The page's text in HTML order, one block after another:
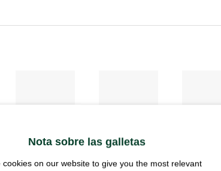
Tapón
para orificio de
Tapa de rejilla -
32mm - Acero
inoxidable
Tapa de
40mm -
inoxidable
Nota sobre las galletas
cookies on our website to give you the most relevant